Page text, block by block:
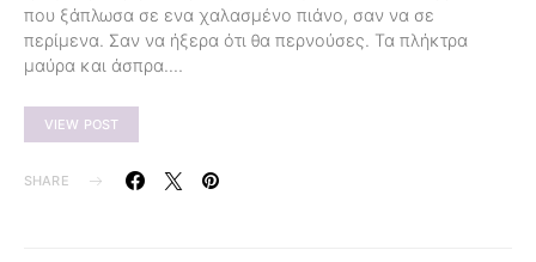
που ξάπλωσα σε ενα χαλασμένο πιάνο, σαν να σε
περίμενα. Σαν να ήξερα ότι θα περνούσες. Τα πλήκτρα
μαύρα και άσπρα.…
VIEW POST
SHARE